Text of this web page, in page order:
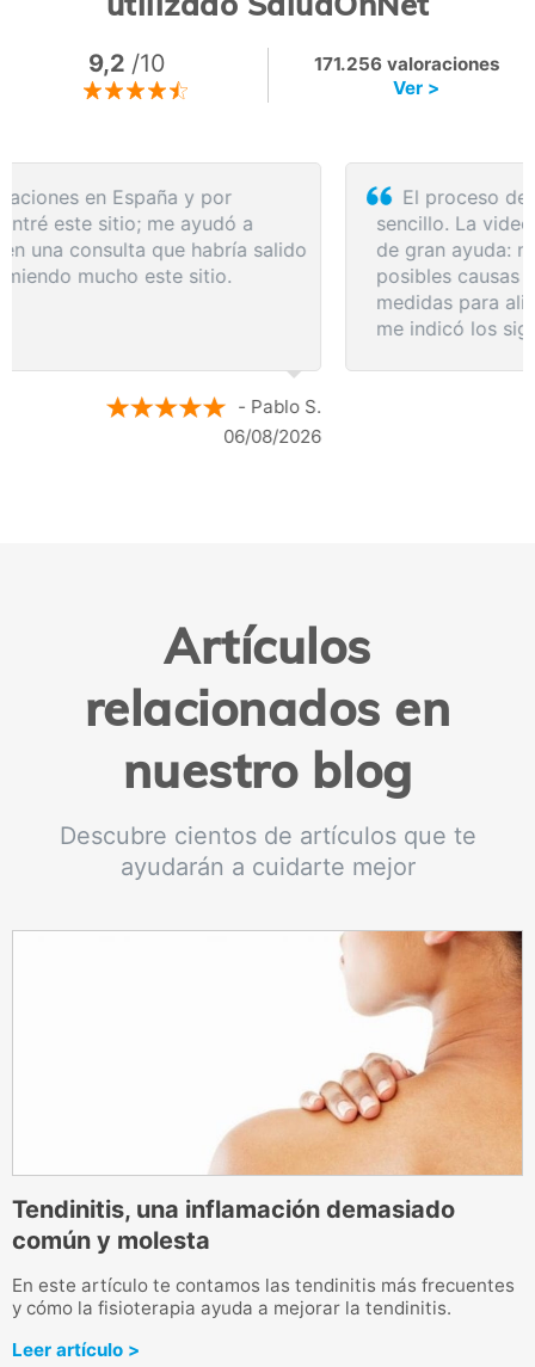
9,2 /10
171.256 valoraciones
Ver >
El proceso de reserva fue sumamente
sencillo. La videollamada con la médica resultó
de gran ayuda: me explicó detalladamente las
posibles causas de mi dolencia, me recomendó
medidas para aliviar los síntomas de inmediato y
me indicó los siguientes pasos a seguir según
Artículos
relacionados en
nuestro blog
Descubre cientos de artículos que te
ayudarán a cuidarte mejor
Tendinitis, una inflamación demasiado
común y molesta
En este artículo te contamos las tendinitis más frecuentes
y cómo la fisioterapia ayuda a mejorar la tendinitis.
Leer artículo >